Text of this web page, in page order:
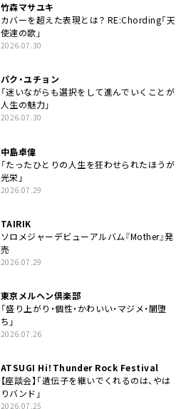
竹森マサユキ
カバーを超えた表現とは？ RE:Chording「天
使達の歌」
2026.07.30
パク・ユチョン
「迷いながらも選択をして進んでいくことが
人生の魅力」
2026.07.30
中島卓偉
「たったひとりの人生を狂わせられたほうが
光栄」
2026.07.29
TAIRIK
ソロメジャーデビューアルバム『Mother』発
売
2026.07.29
東京メルヘン倶楽部
「盛り上がり・個性・かわいい・マジメ・闇堕
ち」
2026.07.26
ATSUGI Hi！Thunder Rock Festival
【座談会】「遺伝子を継いでくれるのは、やは
りバンド」
2026.07.25